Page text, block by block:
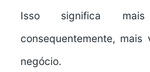
Isso significa
consequentemente,
negócio.